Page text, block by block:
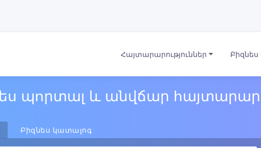
Հայտարարություններ
պորտալ և անվճար
Բիզնես կատալոգ